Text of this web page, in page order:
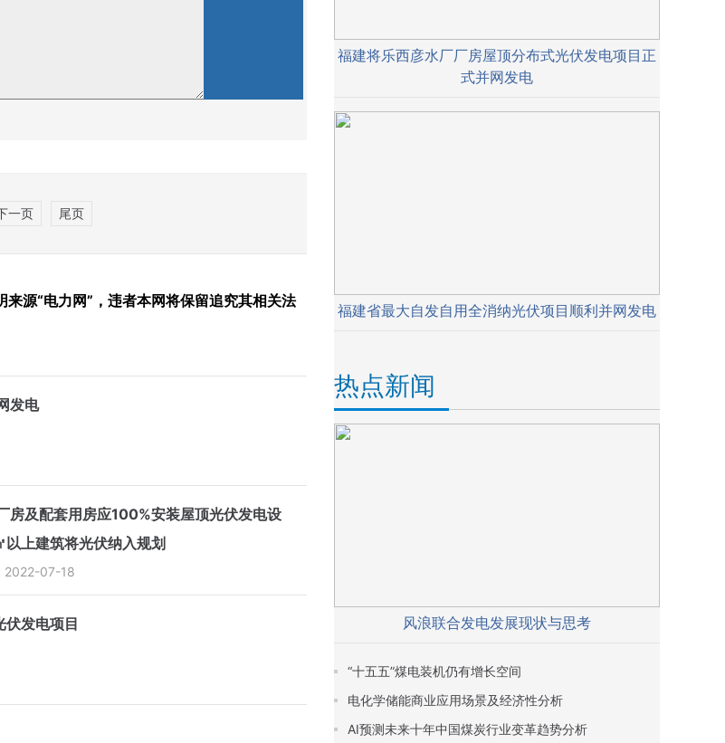
一页 尾页
源“电力网”，违者本网将保留追究其相关法
发电
房及配套用房应100%安装屋顶光伏发电设
上建筑将光伏纳入规划
2022-07-18
发电项目
福建将乐西彦水厂厂房屋顶分布式光伏发电项目正
式并网发电
福建省最大自发自用全消纳光伏项目顺利并网发电
热点新闻
风浪联合发电发展现状与思考
“十五五”煤电装机仍有增长空间
电化学储能商业应用场景及经济性分析
AI预测未来十年中国煤炭行业变革趋势分析